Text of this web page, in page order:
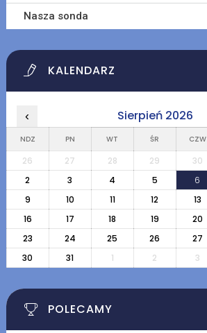
Nasza sonda
KALENDARZ
‹ Sierpień 2026
NDZ PN WT ŚR CZW
26 27 28 29 30
2
3 4 5 6
9
10 11 12 13
16
17 18 19 20
23
24 25 26 27
30
31 1 2 3
POLECAMY